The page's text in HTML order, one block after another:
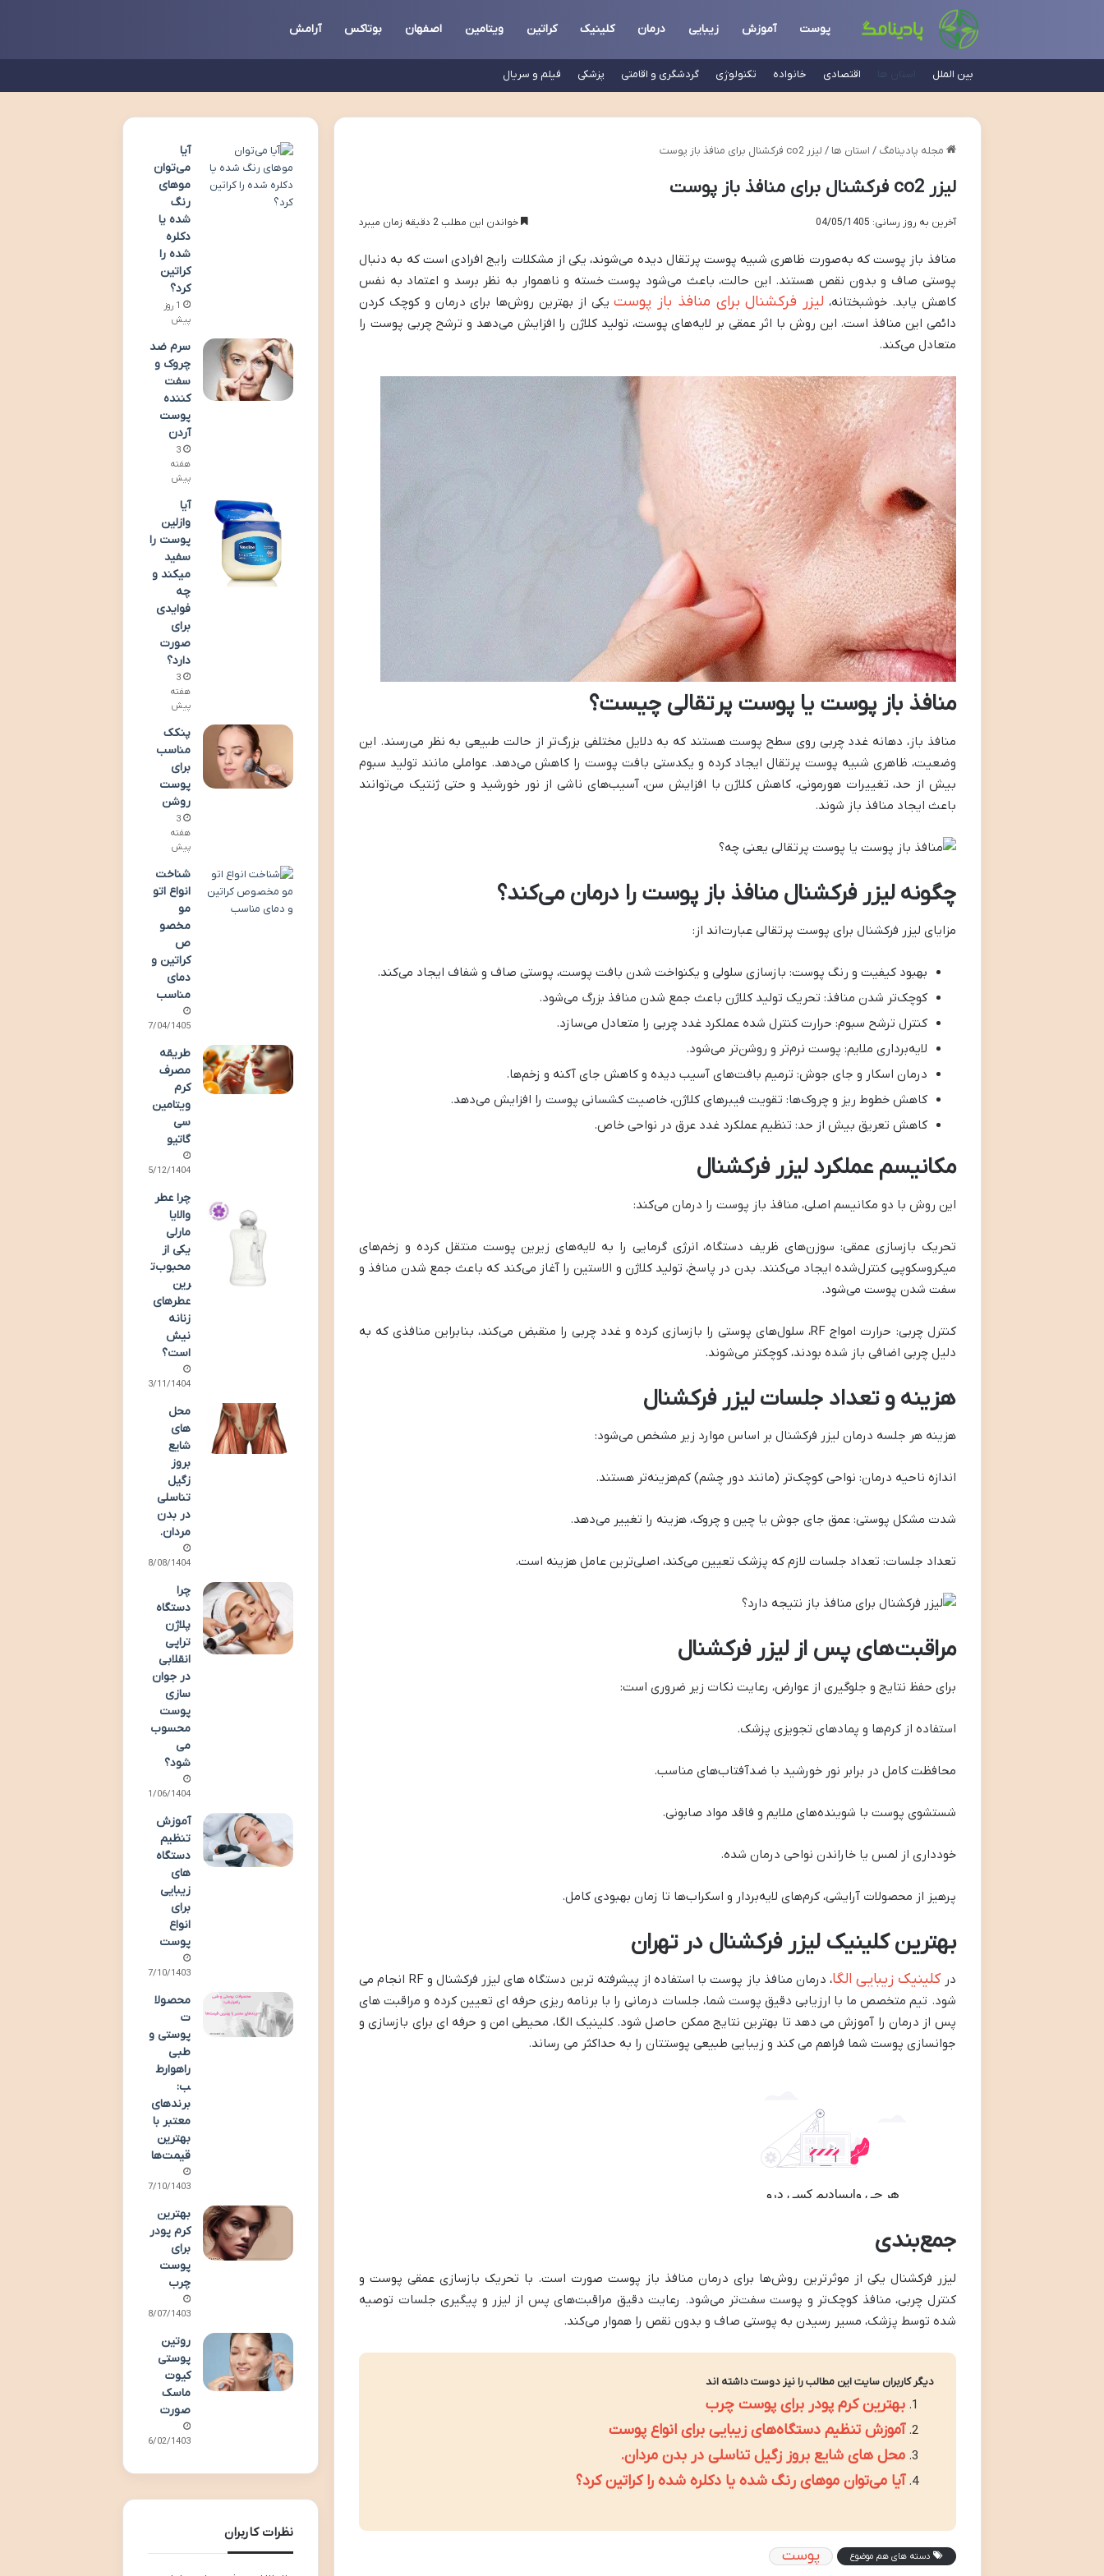
پوست آموزش زیبایی درمان کلینیک کراتین ویتامین اصفهان بوتاکس آرامش
بین الملل استان ها اقتصادی خانواده تکنولوژی گردشگری و اقامتی پزشکی فیلم و سریال
مجله پادینامگ / استان ها / لیزر co2 فرکشنال برای منافذ باز پوست
لیزر co2 فرکشنال برای منافذ باز پوست
آخرین به روز رسانی: 04/05/1405 خواندن این مطلب 2 دقیقه زمان میبرد
منافذ باز پوست که به‌صورت ظاهری شبیه پوست پرتقال دیده می‌شوند، یکی از مشکلات رایج افرادی است که به دنبال
پوستی صاف و بدون نقص هستند. این حالت، باعث می‌شود پوست خسته و ناهموار به نظر برسد و اعتماد به نفس
کاهش یابد. خوشبختانه، لیزر فرکشنال برای منافذ باز پوستیکی از بهترین روش‌ها برای درمان و کوچک کردن
دائمی این منافذ است. این روش با اثر عمقی بر لایه‌های پوست، تولید کلاژن را افزایش می‌دهد و ترشح چربی پوست را
متعادل می‌کند.
منافذ باز پوست یا پوست پرتقالی چیست؟
منافذ باز، دهانه غدد چربی روی سطح پوست هستند که به دلایل مختلفی بزرگ‌تر از حالت طبیعی به نظر می‌رسند. این
وضعیت، ظاهری شبیه پوست پرتقال ایجاد کرده و یکدستی بافت پوست را کاهش می‌دهد. عواملی مانند تولید سبوم
بیش از حد، تغییرات هورمونی، کاهش کلاژن با افزایش سن، آسیب‌های ناشی از نور خورشید و حتی ژنتیک می‌توانند
باعث ایجاد منافذ باز شوند.
چگونه لیزر فرکشنال منافذ باز پوست را درمان می‌کند؟
مزایای لیزر فرکشنال برای پوست پرتقالی عبارت‌اند از:
بهبود کیفیت و رنگ پوست: بازسازی سلولی و یکنواخت شدن بافت پوست، پوستی صاف و شفاف ایجاد می‌کند.
کوچک‌تر شدن منافذ: تحریک تولید کلاژن باعث جمع شدن منافذ بزرگ می‌شود.
کنترل ترشح سبوم: حرارت کنترل شده عملکرد غدد چربی را متعادل می‌سازد.
لایه‌برداری ملایم: پوست نرم‌تر و روشن‌تر می‌شود.
درمان اسکار و جای جوش: ترمیم بافت‌های آسیب دیده و کاهش جای آکنه و زخم‌ها.
کاهش خطوط ریز و چروک‌ها: تقویت فیبرهای کلاژن، خاصیت کشسانی پوست را افزایش می‌دهد.
کاهش تعریق بیش از حد: تنظیم عملکرد غدد عرق در نواحی خاص.
مکانیسم عملکرد لیزر فرکشنال
این روش با دو مکانیسم اصلی، منافذ باز پوست را درمان می‌کند:
تحریک بازسازی عمقی: سوزن‌های ظریف دستگاه، انرژی گرمایی را به لایه‌های زیرین پوست منتقل کرده و زخم‌های
میکروسکوپی کنترل‌شده ایجاد می‌کنند. بدن در پاسخ، تولید کلاژن و الاستین را آغاز می‌کند که باعث جمع شدن منافذ و
سفت شدن پوست می‌شود.
کنترل چربی: حرارت امواج RF، سلول‌های پوستی را بازسازی کرده و غدد چربی را منقبض می‌کند، بنابراین منافذی که به
دلیل چربی اضافی باز شده بودند، کوچکتر می‌شوند.
هزینه و تعداد جلسات لیزر فرکشنال
هزینه هر جلسه درمان لیزر فرکشنال بر اساس موارد زیر مشخص می‌شود:
اندازه ناحیه درمان: نواحی کوچک‌تر (مانند دور چشم) کم‌هزینه‌تر هستند.
شدت مشکل پوستی: عمق جای جوش یا چین و چروک، هزینه را تغییر می‌دهد.
تعداد جلسات: تعداد جلسات لازم که پزشک تعیین می‌کند، اصلی‌ترین عامل هزینه است.
مراقبت‌های پس از لیزر فرکشنال
برای حفظ نتایج و جلوگیری از عوارض، رعایت نکات زیر ضروری است:
استفاده از کرم‌ها و پمادهای تجویزی پزشک.
محافظت کامل در برابر نور خورشید با ضدآفتاب‌های مناسب.
شستشوی پوست با شوینده‌های ملایم و فاقد مواد صابونی.
خودداری از لمس یا خاراندن نواحی درمان شده.
پرهیز از محصولات آرایشی، کرم‌های لایه‌بردار و اسکراب‌ها تا زمان بهبودی کامل.
بهترین کلینیک لیزر فرکشنال در تهران
درکلینیک زیبایی الگا
، درمان منافذ باز پوست با استفاده از پیشرفته ترین دستگاه های لیزر فرکشنال و RF انجام می
شود. تیم متخصص ما با ارزیابی دقیق پوست شما، جلسات درمانی را با برنامه ریزی حرفه ای تعیین کرده و مراقبت های
پس از درمان را آموزش می دهد تا بهترین نتایج ممکن حاصل شود. کلینیک الگا، محیطی امن و حرفه ای برای بازسازی و
جوانسازی پوست شما فراهم می کند و زیبایی طبیعی پوستتان را به حداکثر می رساند.
جمع‌بندی
لیزر فرکشنال یکی از موثرترین روش‌ها برای درمان منافذ باز پوست صورت است. با تحریک بازسازی عمقی پوست و
کنترل چربی، منافذ کوچک‌تر و پوست سفت‌تر می‌شود. رعایت دقیق مراقبت‌های پس از لیزر و پیگیری جلسات توصیه
شده توسط پزشک، مسیر رسیدن به پوستی صاف و بدون نقص را هموار می‌کند.
دیگر کاربران سایت این مطالب را نیز دوست داشته اند
بهترین کرم پودر برای پوست چرب
آموزش تنظیم دستگاه‌های زیبایی برای انواع پوست
محل های شایع بروز زگیل تناسلی در بدن مردان.
آیا می‌توان موهای رنگ شده یا دکلره شده را کراتین کرد؟
دسته های هم موضوع پوست
آیا
می‌توان
موهای
رنگ
شده یا
دکلره
شده را
کراتین
کرد؟
1 روز
پیش
سرم ضد
چروک و
سفت
کننده
پوست
آردن
3
هفته
پیش
آیا
وازلین
پوست را
سفید
میکند و
چه
فوایدی
برای
صورت
دارد؟
3
هفته
پیش
پنکک
مناسب
برای
پوست
روشن
3
هفته
پیش
شناخت
انواع اتو
مو
مخصو
ص
کراتین و
دمای
مناسب
07/04/1405
طریقه
مصرف
کرم
ویتامین
سی
گاتیو
05/12/1404
چرا عطر
والایا
مارلی
یکی از
محبوب‌ت
رین
عطرهای
زنانه
نیش
است؟
23/11/1404
محل
های
شایع
بروز
زگیل
تناسلی
در بدن
مردان.
18/08/1404
چرا
دستگاه
پلاژن
تراپی
انقلابی
در جوان
سازی
پوست
محسوب
می
شود؟
21/06/1404
آموزش
تنظیم
دستگاه‌
های
زیبایی
برای
انواع
پوست
27/10/1403
محصولا
ت
پوستی و
طبی
راهوارط
ب:
برندهای
معتبر با
بهترین
قیمت‌ها
07/10/1403
بهترین
کرم پودر
برای
پوست
چرب
08/07/1403
روتین
پوستی
کیوت
ماسک
صورت
16/02/1403
نظرات کاربران